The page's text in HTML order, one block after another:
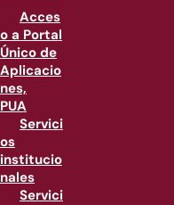
Acces
o a Portal
Único de
Aplicacio
nes,
PUA
Servici
os
institucio
nales
Servici